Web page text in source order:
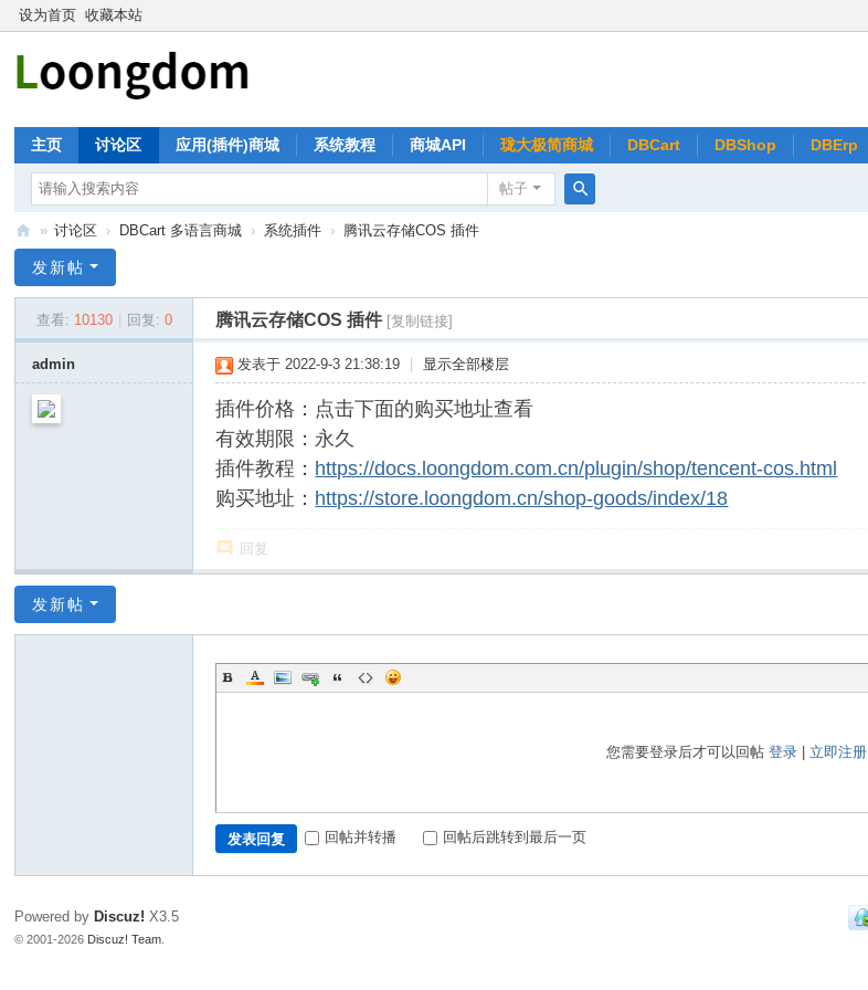
设为首页 收藏本站
主页 讨论区 应用(插件)商城 系统教程 商城API 珑大极简商城 DBCart DBShop DBErp
帖子
大
» 讨论区 › DBCart 多语言商城 › 系统插件 › 腾讯云存储COS 插件
发新帖
查看: 10130 回复: 0 腾讯云存储COS 插件 [复制链接]
admin 发表于 2022-9-3 21:38:19 显示全部楼层
插件价格： 点击下面的购买地址查看
有效期限：永久
插件教程： https://docs.loongdom.com.cn/plugin/shop/tencent-cos.html
购买地址： https://store.loongdom.cn/shop-goods/index/18
回复
发新帖
您需要登录后才可以回帖登录 立即注册
发表回复 回帖并转播 回帖后跳转到最后一页
Powered by Discuz! X3.5
© 2001-2026 Discuz! Team